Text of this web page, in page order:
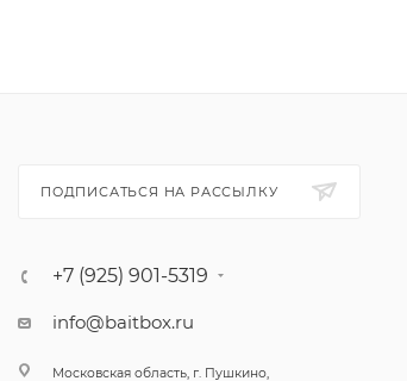
ПОДПИСАТЬСЯ НА РАССЫЛКУ
+7 (925) 901-5319
info@baitbox.ru
Московская область, г. Пушкино,